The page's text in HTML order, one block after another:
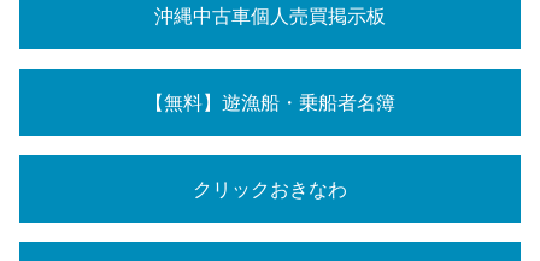
沖縄中古車個人売買掲示板
【無料】遊漁船・乗船者名簿
クリックおきなわ